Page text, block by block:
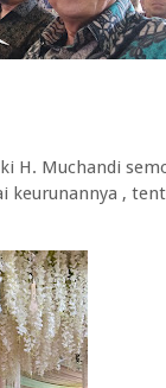
H. Muchandi
,